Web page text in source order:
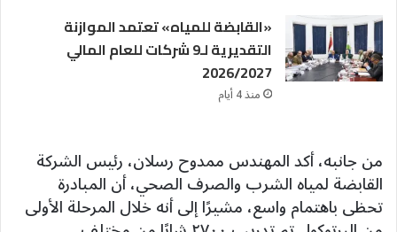
«القابضة للمياه» تعتمد الموازنة
التقديرية لـ9 شركات للعام المالي
2026/2027
منذ 4 أيام
من جانبه، أكد المهندس ممدوح رسلان، رئيس الشركة
القابضة لمياه الشرب والصرف الصحي، أن المبادرة
تحظى باهتمام واسع، مشيرًا إلى أنه خلال المرحلة الأولى